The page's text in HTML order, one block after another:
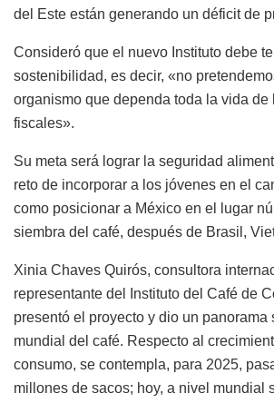
del Este están generando un déficit de
Consideró que el nuevo Instituto debe
sostenibilidad, es decir, «no
organismo que dependa toda la vida de
fiscales».
Su meta será lograr la seguridad
reto de incorporar a los jóvenes en el
como posicionar a México en el lugar
siembra del café, después de Brasil,
Xinia Chaves Quirós, consultora
representante del Instituto del Café de
presentó el proyecto y dio un panorama
mundial del café. Respecto al
consumo, se contempla, para 2025,
millones de sacos; hoy, a nivel mundial